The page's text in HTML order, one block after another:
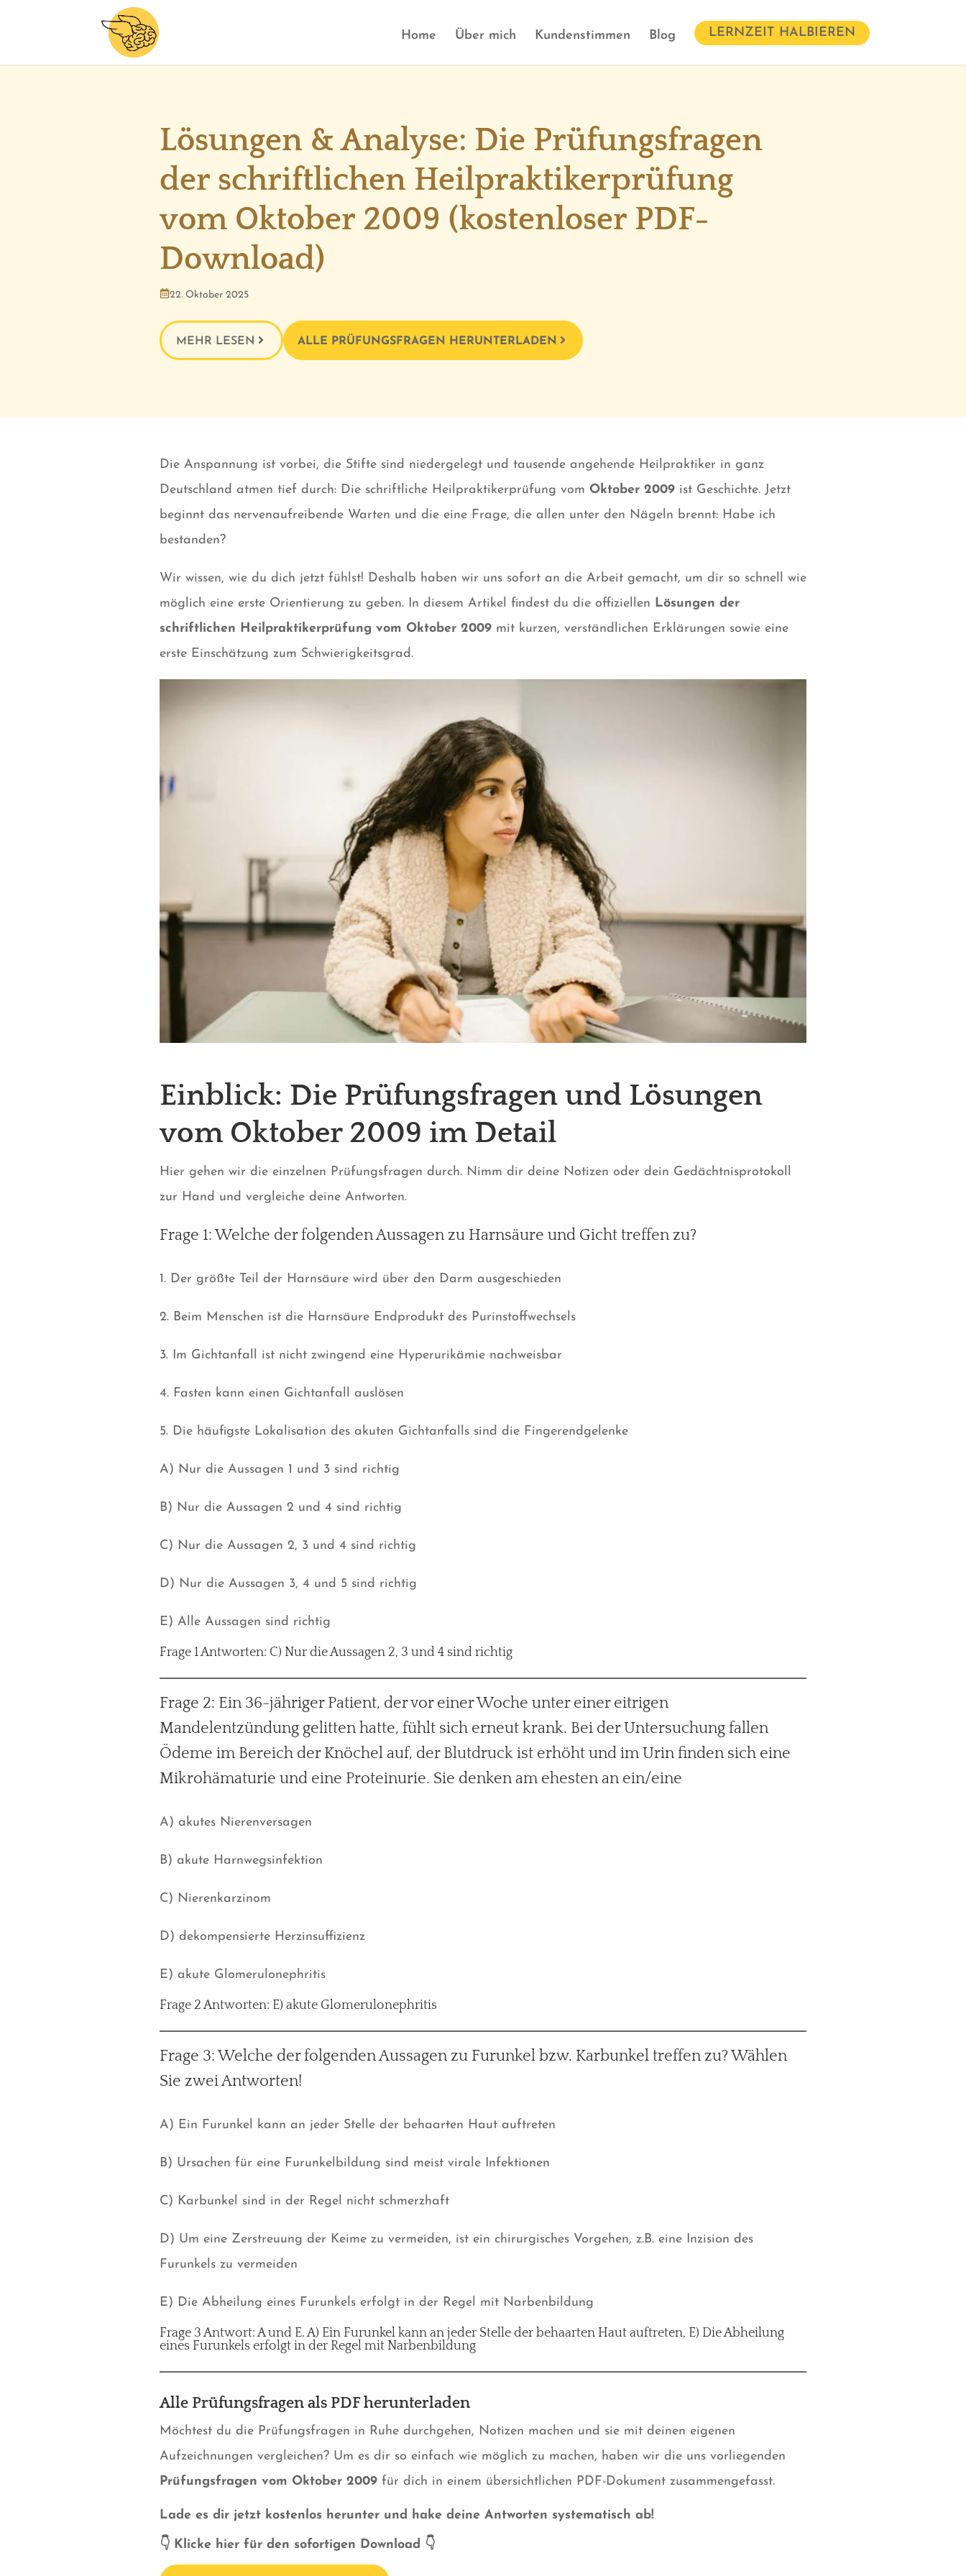
Home Über mich Kundenstimmen Blog LERNZEIT HALBIEREN
Lösungen & Analyse: Die Prüfungsfragen
der schriftlichen Heilpraktikerprüfung
vom Oktober 2009 (kostenloser PDF-
Download)
22. Oktober 2025
MEHR LESEN ALLE PRÜFUNGSFRAGEN HERUNTERLADEN
Die Anspannung ist vorbei, die Stifte sind niedergelegt und tausende angehende Heilpraktiker in ganz
Deutschland atmen tief durch: Die schriftliche Heilpraktikerprüfung vom Oktober 2009 ist Geschichte. Jetzt
beginnt das nervenaufreibende Warten und die eine Frage, die allen unter den Nägeln brennt: Habe ich
bestanden?
Wir wissen, wie du dich jetzt fühlst! Deshalb haben wir uns sofort an die Arbeit gemacht, um dir so schnell wie
möglich eine erste Orientierung zu geben. In diesem Artikel findest du die offiziellen Lösungen der
schriftlichen Heilpraktikerprüfung vom Oktober 2009 mit kurzen, verständlichen Erklärungen sowie eine
erste Einschätzung zum Schwierigkeitsgrad.
Einblick: Die Prüfungsfragen und Lösungen
vom Oktober 2009 im Detail
Hier gehen wir die einzelnen Prüfungsfragen durch. Nimm dir deine Notizen oder dein Gedächtnisprotokoll
zur Hand und vergleiche deine Antworten.
Frage 1: Welche der folgenden Aussagen zu Harnsäure und Gicht treffen zu?
1. Der größte Teil der Harnsäure wird über den Darm ausgeschieden
2. Beim Menschen ist die Harnsäure Endprodukt des Purinstoffwechsels
3. Im Gichtanfall ist nicht zwingend eine Hyperurikämie nachweisbar
4. Fasten kann einen Gichtanfall auslösen
5. Die häufigste Lokalisation des akuten Gichtanfalls sind die Fingerendgelenke
A) Nur die Aussagen 1 und 3 sind richtig
B) Nur die Aussagen 2 und 4 sind richtig
C) Nur die Aussagen 2, 3 und 4 sind richtig
D) Nur die Aussagen 3, 4 und 5 sind richtig
E) Alle Aussagen sind richtig
Frage 1 Antworten: C) Nur die Aussagen 2, 3 und 4 sind richtig
Frage 2: Ein 36-jähriger Patient, der vor einer Woche unter einer eitrigen
Mandelentzündung gelitten hatte, fühlt sich erneut krank. Bei der Untersuchung fallen
Ödeme im Bereich der Knöchel auf, der Blutdruck ist erhöht und im Urin finden sich eine
Mikrohämaturie und eine Proteinurie. Sie denken am ehesten an ein/eine
A) akutes Nierenversagen
B) akute Harnwegsinfektion
C) Nierenkarzinom
D) dekompensierte Herzinsuffizienz
E) akute Glomerulonephritis
Frage 2 Antworten: E) akute Glomerulonephritis
Frage 3: Welche der folgenden Aussagen zu Furunkel bzw. Karbunkel treffen zu? Wählen
Sie zwei Antworten!
A) Ein Furunkel kann an jeder Stelle der behaarten Haut auftreten
B) Ursachen für eine Furunkelbildung sind meist virale Infektionen
C) Karbunkel sind in der Regel nicht schmerzhaft
D) Um eine Zerstreuung der Keime zu vermeiden, ist ein chirurgisches Vorgehen, z.B. eine Inzision des
Furunkels zu vermeiden
E) Die Abheilung eines Furunkels erfolgt in der Regel mit Narbenbildung
Frage 3 Antwort: A und E. A) Ein Furunkel kann an jeder Stelle der behaarten Haut auftreten, E) Die Abheilung
eines Furunkels erfolgt in der Regel mit Narbenbildung
Alle Prüfungsfragen als PDF herunterladen
Möchtest du die Prüfungsfragen in Ruhe durchgehen, Notizen machen und sie mit deinen eigenen
Aufzeichnungen vergleichen? Um es dir so einfach wie möglich zu machen, haben wir die uns vorliegenden
Prüfungsfragen vom Oktober 2009 für dich in einem übersichtlichen PDF-Dokument zusammengefasst.
Lade es dir jetzt kostenlos herunter und hake deine Antworten systematisch ab!
👇 Klicke hier für den sofortigen Download 👇